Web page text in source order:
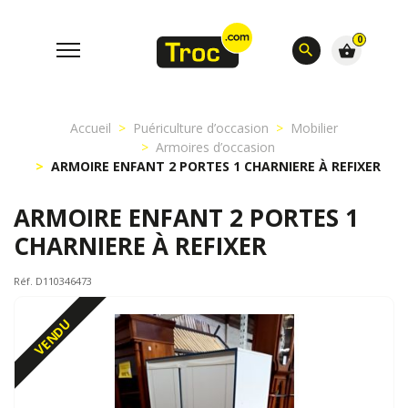
search
0
shopping_basket
Accueil Puériculture d’occasion
Mobilier
Armoires d’occasion
ARMOIRE ENFANT 2 PORTES 1 CHARNIERE À REFIXER
ARMOIRE ENFANT 2 PORTES 1
CHARNIERE À REFIXER
Réf. D110346473
VENDU